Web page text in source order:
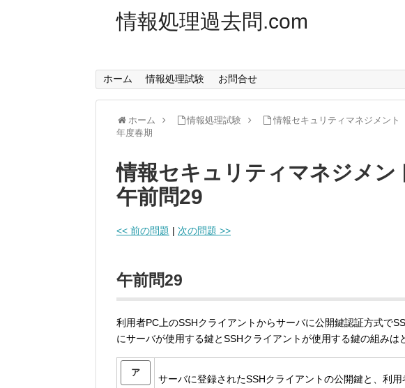
情報処理過去問.com
ホーム 情報処理試験 お問合せ
ホーム 情報処理試験 情報セキュリティマネジメント
年度春期
情報セキュリティマネジメン
午前問29
<< 前の問題 | 次の問題 >>
午前問29
利用者PC上のSSHクライアントからサーバに公開鍵認証方式で
にサーバが使用する鍵とSSHクライアントが使用する鍵の組みは
ア
サーバに登録されたSSHクライアントの公開鍵と、利